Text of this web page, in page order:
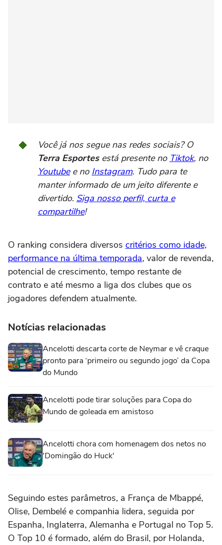
Você já nos segue nas redes sociais? O
Terra Esportesestá presente no Tiktok, no
Youtubee no Instagram. Tudo para te
manter informado de um jeito diferente e
divertido. Siga nosso perfil, curta e
compartilhe!
O ranking considera diversos critérios como idade,
performance na última temporada, valor de revenda,
potencial de crescimento, tempo restante de
contrato e até mesmo a liga dos clubes que os
jogadores defendem atualmente.
Notícias relacionadas
Ancelotti descarta corte de Neymar e vê craque
pronto para ‘primeiro ou segundo jogo’ da Copa
do Mundo
Ancelotti pode tirar soluções para Copa do
Mundo de goleada em amistoso
Ancelotti chora com homenagem dos netos no
'Domingão do Huck'
Seguindo estes parâmetros, a França de Mbappé,
Olise, Dembelé e companhia lidera, seguida por
Espanha, Inglaterra, Alemanha e Portugal no Top 5.
O Top 10 é formado, além do Brasil, por Holanda,